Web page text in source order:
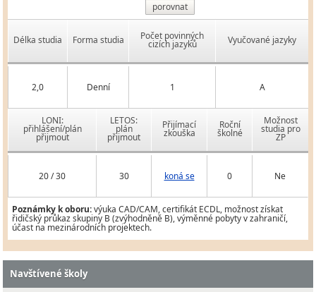
porovnat
Délka studia Forma studia Počet povinných
cizích jazyků Vyučované jazyky
2,0 Denní 1 A
LONI:
přihlášení/plán
přijmout
LETOS:
plán
přijmout
Přijímací
zkouška
Roční
školné
Možnost
studia pro
ZP
20 / 30 30 koná se 0 Ne
Poznámky k oboru:výuka CAD/CAM, certifikát ECDL, možnost získat
řidičský průkaz skupiny B (zvýhodněně B), výměnné pobyty v zahraničí,
účast na mezinárodních projektech.
Navštívené školy